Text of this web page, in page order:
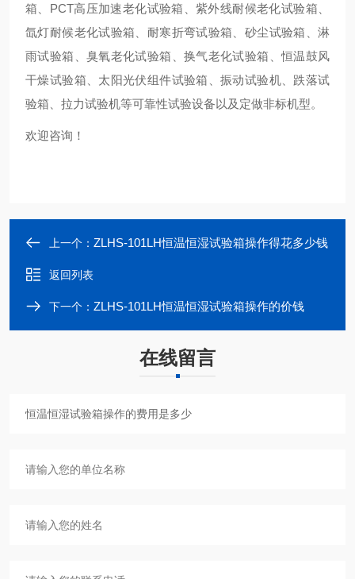
箱、PCT高压加速老化试验箱、紫外线耐候老化试验箱、
氙灯耐候老化试验箱、耐寒折弯试验箱、砂尘试验箱、淋
雨试验箱、臭氧老化试验箱、换气老化试验箱、恒温鼓风
干燥试验箱、太阳光伏组件试验箱、振动试验机、跌落试
验箱、拉力试验机等可靠性试验设备以及定做非标机型。
欢迎咨询！
上一个： ZLHS-101LH恒温恒湿试验箱操作得花多少钱
返回列表
下一个： ZLHS-101LH恒温恒湿试验箱操作的价钱
在线留言